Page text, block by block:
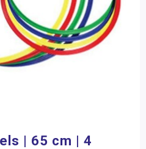
| 65 cm | 4